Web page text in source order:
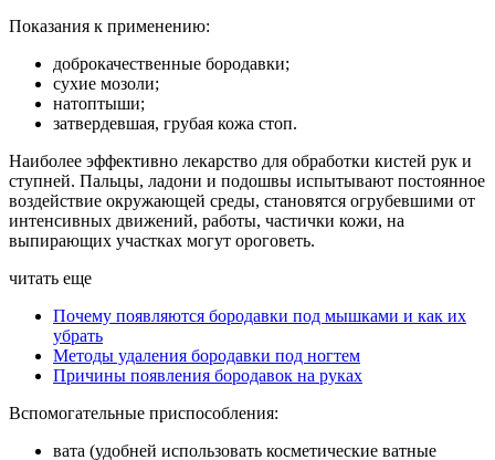
Показания к применению:
доброкачественные бородавки;
сухие мозоли;
натоптыши;
затвердевшая, грубая кожа стоп.
Наиболее эффективно лекарство для обработки кистей рук и
ступней. Пальцы, ладони и подошвы испытывают постоянное
воздействие окружающей среды, становятся огрубевшими от
интенсивных движений, работы, частички кожи, на
выпирающих участках могут ороговеть.
читать еще
Почему появляются бородавки под мышками и как их
убрать
Методы удаления бородавки под ногтем
Причины появления бородавок на руках
Вспомогательные приспособления:
вата (удобней использовать косметические ватные